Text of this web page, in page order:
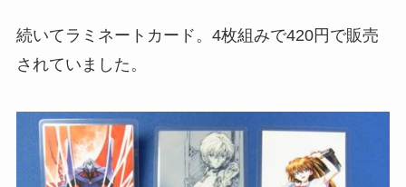
続いてラミネートカード。4枚組みで420円で販売
されていました。